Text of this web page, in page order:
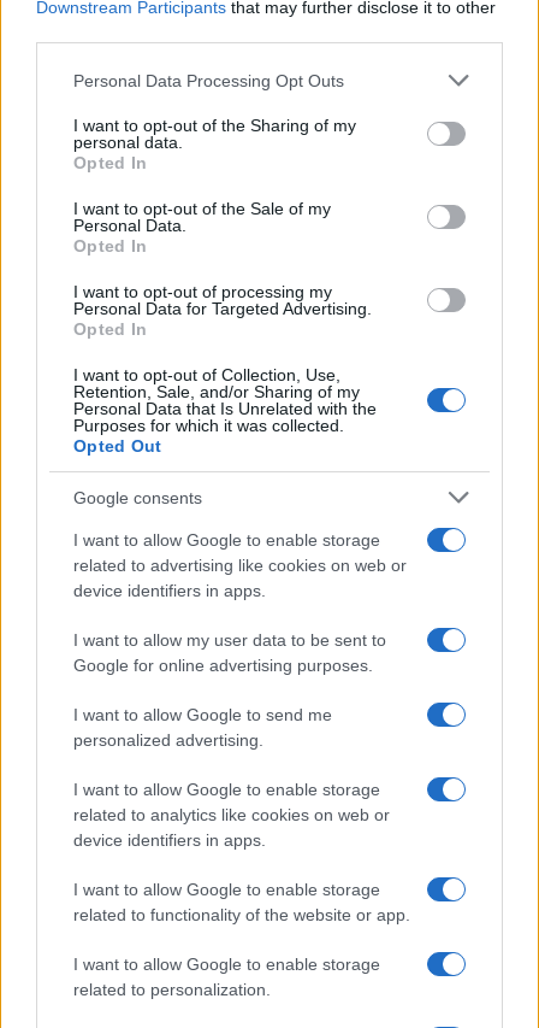
Downstream Participants that may further disclose it to other
Please note that this website/app uses one or more Google
not limited to your visit or usage behaviour. You may click to
grant or deny consent to Google and its third-party tags to
use your data for below specified purposes in below Google
consent section.
Personal Data Processing Opt Outs
I want to opt-out of the Sharing of my
personal data.
Opted In
I want to opt-out of the Sale of my
Personal Data.
Opted In
I want to opt-out of processing my
Personal Data for Targeted Advertising.
Opted In
I want to opt-out of Collection, Use,
Retention, Sale, and/or Sharing of my
Personal Data that Is Unrelated with the
Purposes for which it was collected.
Opted Out
Google consents
I want to allow Google to enable storage
related to advertising like cookies on web or
device identifiers in apps.
I want to allow my user data to be sent to
Google for online advertising purposes.
I want to allow Google to send me
personalized advertising.
I want to allow Google to enable storage
related to analytics like cookies on web or
device identifiers in apps.
I want to allow Google to enable storage
related to functionality of the website or app.
I want to allow Google to enable storage
related to personalization.
Continua a leggere
Come usare il cassetto fiscale per monitorare CU e rendite
Francesca Spadaro · 9 Ago 2026
FISCO